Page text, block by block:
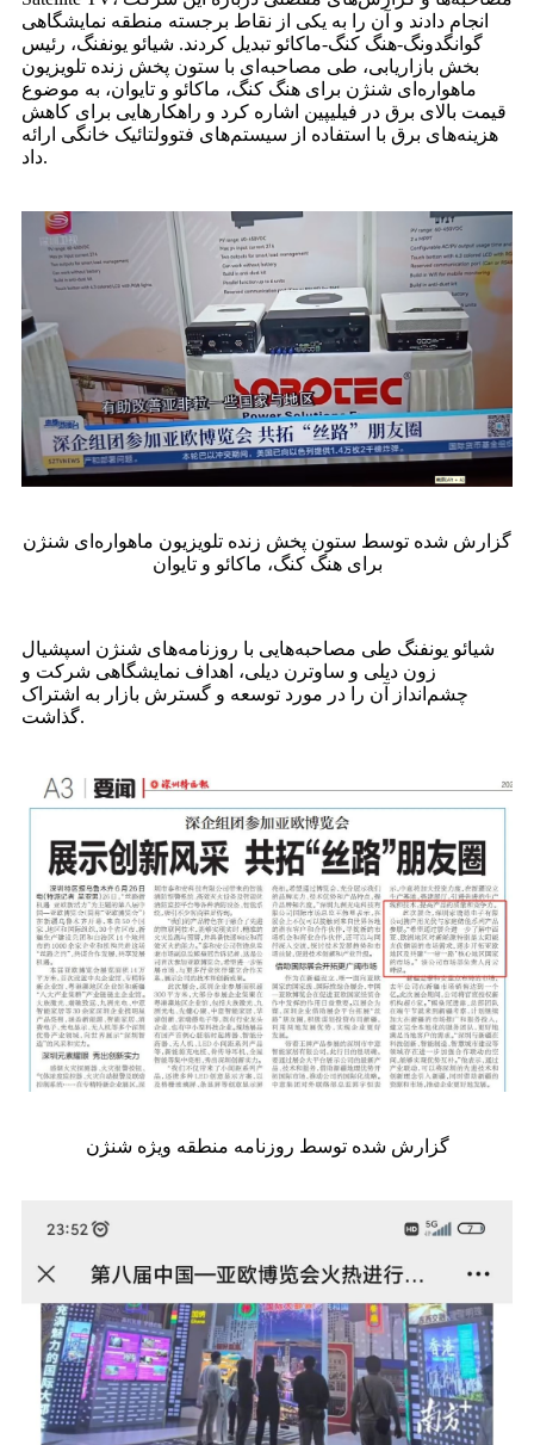
انجام دادند و آن را به یکی از نقاط برجسته منطقه نمایشگاهی
گوانگدونگ-هنگ کنگ-ماکائو تبدیل کردند. شیائو یونفنگ، رئیس
بخش بازاریابی، طی مصاحبه‌ای با ستون پخش زنده تلویزیون
ماهواره‌ای شنژن برای هنگ کنگ، ماکائو و تایوان، به موضوع
قیمت بالای برق در فیلیپین اشاره کرد و راهکارهایی برای کاهش
هزینه‌های برق با استفاده از سیستم‌های فتوولتائیک خانگی ارائه
داد.
گزارش شده توسط ستون پخش زنده تلویزیون ماهواره‌ای شنژن
برای هنگ کنگ، ماکائو و تایوان
شیائو یونفنگ طی مصاحبه‌هایی با روزنامه‌های شنژن اسپشیال
زون دیلی و ساوترن دیلی، اهداف نمایشگاهی شرکت و
چشم‌انداز آن را در مورد توسعه و گسترش بازار به اشتراک
گذاشت.
گزارش شده توسط روزنامه منطقه ویژه شنژن